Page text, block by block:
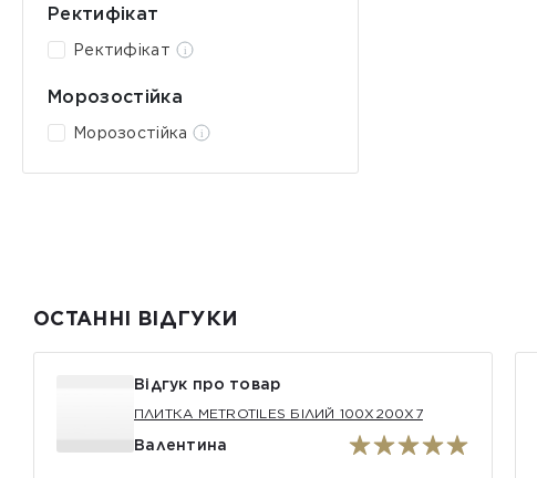
Ректифікат
Ректифікат
Морозостійка
Морозостійка
ОСТАННІ ВІДГУКИ
Відгук про товар
ПЛИТКА METROTILES БІЛИЙ 100X200X7
Валентина